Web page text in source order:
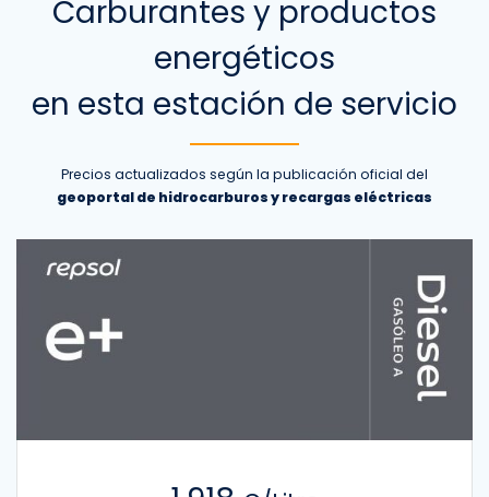
Carburantes y productos
energéticos
en esta estación de servicio
Precios actualizados según la publicación oficial del
geoportal de hidrocarburos y recargas eléctricas